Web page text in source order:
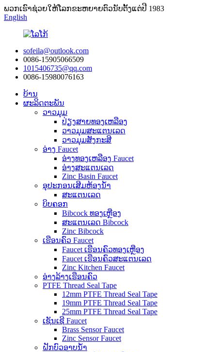
ພວກ​ເຮົາ​ຊ່ວຍ​ໃຫ້​ໂລກ​ຂະ​ຫຍາຍ​ຕົວ​ນັບ​ຕັ້ງ​ແຕ່​ປີ 1983​
English
sofeila@outlook.com
0086-15905066509
1015406735@qq.com
0086-15980076163
ບ້ານ
ຜະລິດຕະພັນ
ວາວມຸມ
ປ່ຽງສາຍທອງເຫລືອງ
ວາວມຸມສະແຕນເລດ
ວາວມຸມສັງກະສີ
ອ່າງ Faucet
ອ່າງທອງເຫລືອງ Faucet
ອ່າງສະແຕນເລດ
Zinc Basin Faucet
ອຸປະກອນເສີມຫ້ອງນ້ໍາ
ສະແຕນເລດ
ບິບຄອກ
Bibcock ທອງເຫຼືອງ
ສະແຕນເລດ Bibcock
Zinc Bibcock
ເຮືອນຄົວ Faucet
Faucet ເຮືອນຄົວທອງເຫຼືອງ
Faucet ເຮືອນຄົວສະແຕນເລດ
Zinc Kitchen Faucet
ອ່າງລ້າງເຮືອນຄົວ
PTFE Thread Seal Tape
12mm PTFE Thread Seal Tape
19mm PTFE Thread Seal Tape
25mm PTFE Thread Seal Tape
ເຊັນເຊີ Faucet
Brass Sensor Faucet
Zinc Sensor Faucet
ຝັກບົວອາບນໍ້າ